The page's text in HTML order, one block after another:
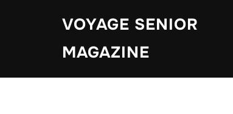
VOYAGE SENIOR
MAGAZINE